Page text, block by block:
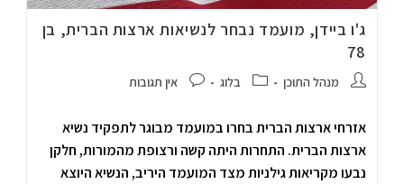
ג'ו ביידן, מועמד נבחר לנשיאות ארצות הברית, בן
78
מנהל התוכן בלוג אין תגובות
אזרחי ארצות הברית בחרו במועמד מבוגר לתפקיד נשיא
ארצות הברית. התחרות היתה קשה ורצופת מהמורות, חלקן
נבעו מקריאות גילניות מצד המועמד היריב, הנשיא היוצא